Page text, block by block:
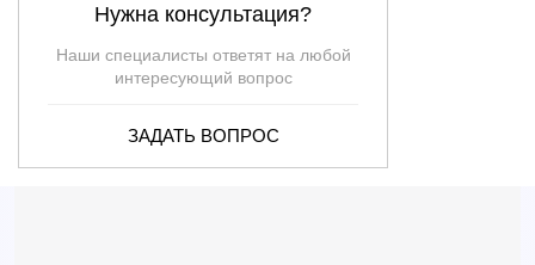
Нужна консультация?
Наши специалисты ответят на любой
интересующий вопрос
ЗАДАТЬ ВОПРОС